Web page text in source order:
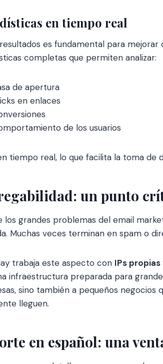
en tiempo real
es fundamental para
completas que permiten analizar:
de apertura
en enlaces
de los usuarios
tiempo real, lo que facilita la toma de
un punto
los grandes problemas del email
Muchas veces terminan en spam o
trabaja este aspecto con IPs
infraestructura preparada para
sino también a pequeños negocios
lleguen.
en español: una